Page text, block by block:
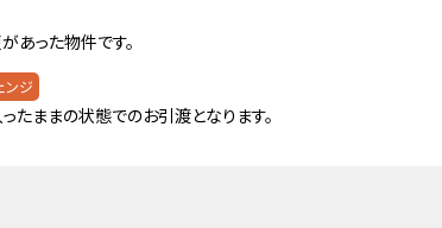
あった物件です。
ンジ
たままの状態でのお引渡となります。